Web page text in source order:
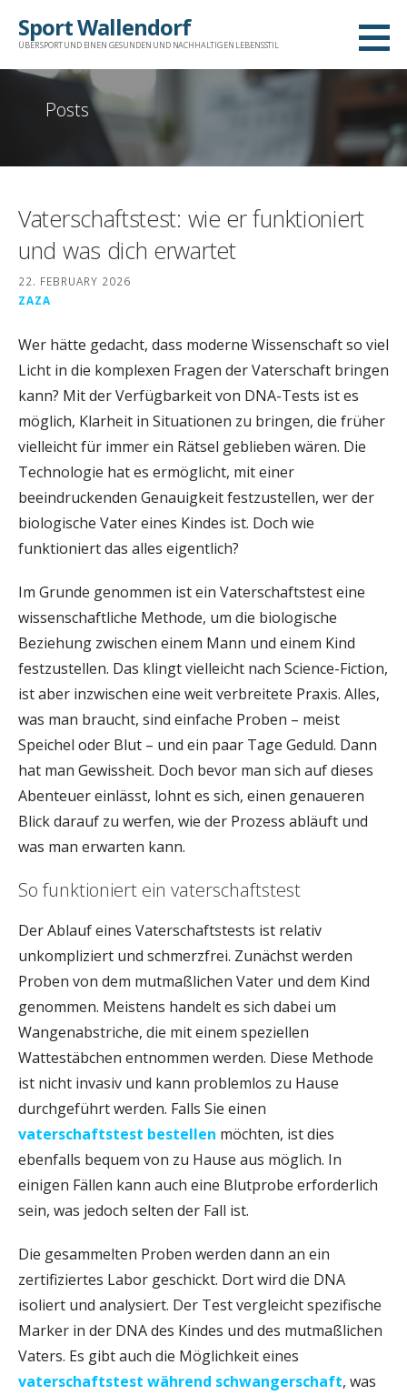
Sport Wallendorf
ÜBER SPORT UND EINEN GESUNDEN UND NACHHALTIGEN LEBENSSTIL
Posts
Vaterschaftstest: wie er funktioniert
und was dich erwartet
22. FEBRUARY 2026
ZAZA
Wer hätte gedacht, dass moderne Wissenschaft so viel
Licht in die komplexen Fragen der Vaterschaft bringen
kann? Mit der Verfügbarkeit von DNA-Tests ist es
möglich, Klarheit in Situationen zu bringen, die früher
vielleicht für immer ein Rätsel geblieben wären. Die
Technologie hat es ermöglicht, mit einer
beeindruckenden Genauigkeit festzustellen, wer der
biologische Vater eines Kindes ist. Doch wie
funktioniert das alles eigentlich?
Im Grunde genommen ist ein Vaterschaftstest eine
wissenschaftliche Methode, um die biologische
Beziehung zwischen einem Mann und einem Kind
festzustellen. Das klingt vielleicht nach Science-Fiction,
ist aber inzwischen eine weit verbreitete Praxis. Alles,
was man braucht, sind einfache Proben – meist
Speichel oder Blut – und ein paar Tage Geduld. Dann
hat man Gewissheit. Doch bevor man sich auf dieses
Abenteuer einlässt, lohnt es sich, einen genaueren
Blick darauf zu werfen, wie der Prozess abläuft und
was man erwarten kann.
So funktioniert ein vaterschaftstest
Der Ablauf eines Vaterschaftstests ist relativ
unkompliziert und schmerzfrei. Zunächst werden
Proben von dem mutmaßlichen Vater und dem Kind
genommen. Meistens handelt es sich dabei um
Wangenabstriche, die mit einem speziellen
Wattestäbchen entnommen werden. Diese Methode
ist nicht invasiv und kann problemlos zu Hause
durchgeführt werden. Falls Sie einen
vaterschaftstest bestellen möchten, ist dies
ebenfalls bequem von zu Hause aus möglich. In
einigen Fällen kann auch eine Blutprobe erforderlich
sein, was jedoch selten der Fall ist.
Die gesammelten Proben werden dann an ein
zertifiziertes Labor geschickt. Dort wird die DNA
isoliert und analysiert. Der Test vergleicht spezifische
Marker in der DNA des Kindes und des mutmaßlichen
Vaters. Es gibt auch die Möglichkeit eines
vaterschaftstest während schwangerschaft, was